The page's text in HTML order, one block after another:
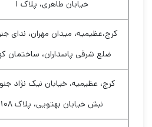
خیابان طاهری، پلاک ۱
کرج،عظیمیه، میدان مهران، ندای
ضلع شرقی پاسداران، ساختمان
کرج، عظیمیه، خیابان نیک نژاد
نبش خیابان بهتویی، پلاک ۱۰۸